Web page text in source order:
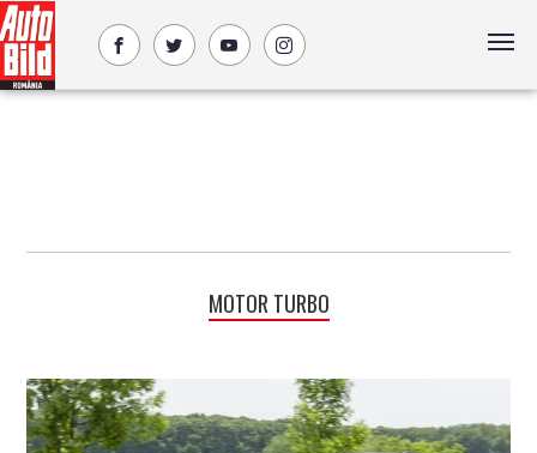
MOTOR TURBO